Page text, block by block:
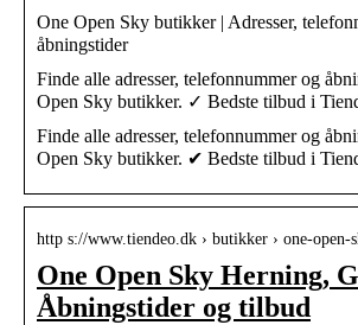
One Open Sky butikker | Adresser,
åbningstider
Finde alle adresser, telefonnummer og
Open Sky butikker. ✓ Bedste tilbud i
Finde alle adresser, telefonnummer og
Open Sky butikker. ✔ Bedste tilbud i
http s://www.tiendeo.dk › butikker › one-
One Open Sky Herning,
Åbningstider og tilbud